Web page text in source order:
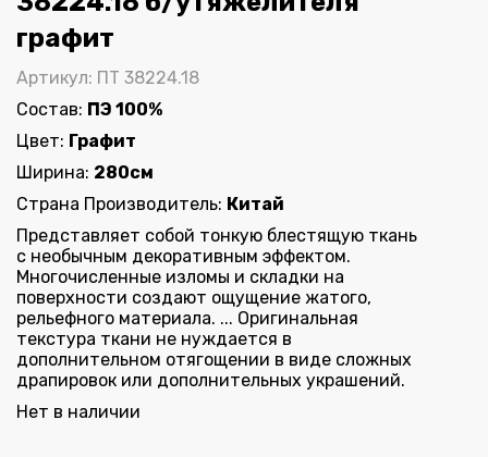
графит
Артикул: ПТ 38224.18
Состав: ПЭ 100%
Цвет: Графит
Ширина: 280см
Страна Производитель: Китай
Представляет собой тонкую блестящую ткань
с необычным декоративным эффектом.
Многочисленные изломы и складки на
поверхности создают ощущение жатого,
рельефного материала. ... Оригинальная
текстура ткани не нуждается в
дополнительном отягощении в виде сложных
драпировок или дополнительных украшений.
Нет в наличии